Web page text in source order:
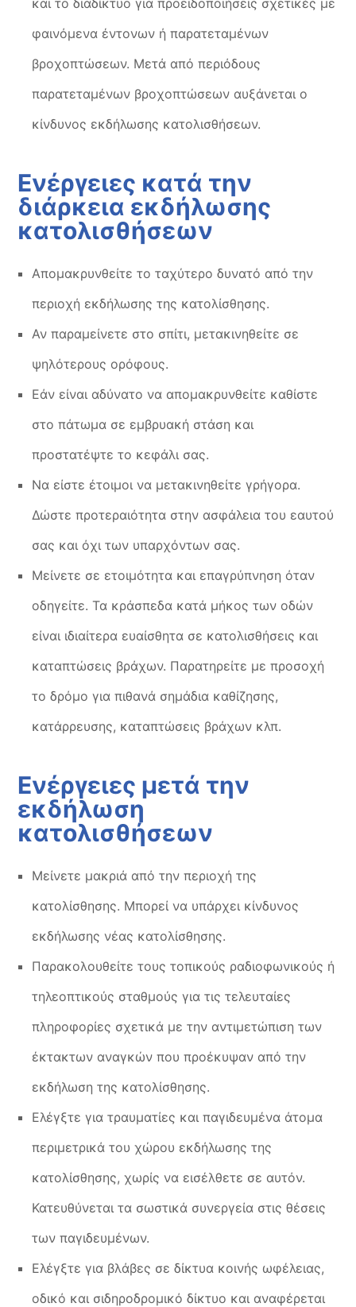
και το διαδίκτυο για προειδοποιήσεις σχετικές με
φαινόμενα έντονων ή παρατεταμένων
βροχοπτώσεων. Μετά από περιόδους
παρατεταμένων βροχοπτώσεων αυξάνεται ο
κίνδυνος εκδήλωσης κατολισθήσεων.
Ενέργειες κατά την
διάρκεια εκδήλωσης
κατολισθήσεων
Απομακρυνθείτε το ταχύτερο δυνατό από την
περιοχή εκδήλωσης της κατολίσθησης.
Αν παραμείνετε στο σπίτι, μετακινηθείτε σε
ψηλότερους ορόφους.
Εάν είναι αδύνατο να απομακρυνθείτε καθίστε
στο πάτωμα σε εμβρυακή στάση και
προστατέψτε το κεφάλι σας.
Να είστε έτοιμοι να μετακινηθείτε γρήγορα.
Δώστε προτεραιότητα στην ασφάλεια του εαυτού
σας και όχι των υπαρχόντων σας.
Μείνετε σε ετοιμότητα και επαγρύπνηση όταν
οδηγείτε. Τα κράσπεδα κατά μήκος των οδών
είναι ιδιαίτερα ευαίσθητα σε κατολισθήσεις και
καταπτώσεις βράχων. Παρατηρείτε με προσοχή
το δρόμο για πιθανά σημάδια καθίζησης,
κατάρρευσης, καταπτώσεις βράχων κλπ.
Ενέργειες μετά την
εκδήλωση
κατολισθήσεων
Μείνετε μακριά από την περιοχή της
κατολίσθησης. Μπορεί να υπάρχει κίνδυνος
εκδήλωσης νέας κατολίσθησης.
Παρακολουθείτε τους τοπικούς ραδιοφωνικούς ή
τηλεοπτικούς σταθμούς για τις τελευταίες
πληροφορίες σχετικά με την αντιμετώπιση των
έκτακτων αναγκών που προέκυψαν από την
εκδήλωση της κατολίσθησης.
Ελέγξτε για τραυματίες και παγιδευμένα άτομα
περιμετρικά του χώρου εκδήλωσης της
κατολίσθησης, χωρίς να εισέλθετε σε αυτόν.
Κατευθύνεται τα σωστικά συνεργεία στις θέσεις
των παγιδευμένων.
Ελέγξτε για βλάβες σε δίκτυα κοινής ωφέλειας,
οδικό και σιδηροδρομικό δίκτυο και αναφέρεται